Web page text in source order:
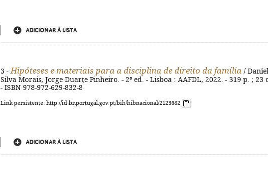
ADICIONAR À LISTA
3 - Hipóteses e materiais para a disciplina de direito da família / Daniel
Silva Morais, Jorge Duarte Pinheiro. - 2ª ed. - Lisboa : AAFDL, 2022. - 319 p. ; 23
- ISBN 978-972-629-832-8
Link persistente: http://id.bnportugal.gov.pt/bib/bibnacional/2123682
ADICIONAR À LISTA